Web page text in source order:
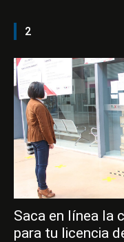
2
Saca en línea la
para tu licencia